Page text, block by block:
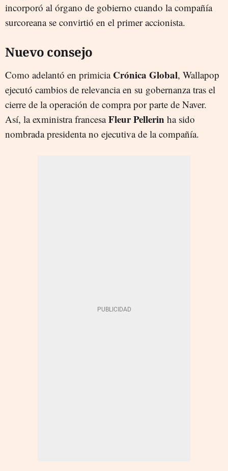
incorporó al órgano de gobierno cuando la compañía
surcoreana se convirtió en el primer accionista.
Nuevo consejo
Como adelantó en primicia Crónica Global, Wallapop
ejecutó cambios de relevancia en su gobernanza tras el
cierre de la operación de compra por parte de Naver.
Así, la exministra francesaFleur Pellerin ha sido
nombrada presidenta no ejecutiva de la compañía.